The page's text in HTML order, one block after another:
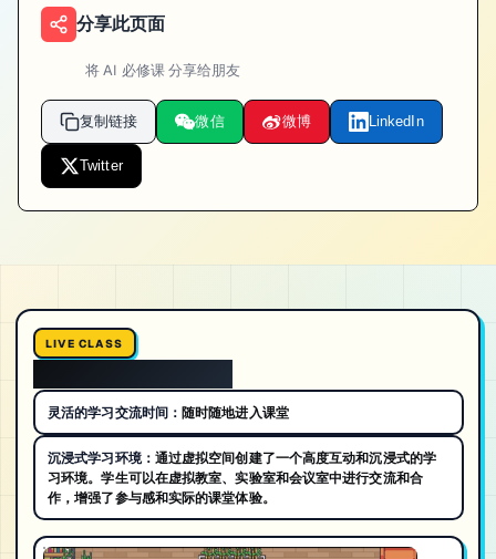
分享此页面
将AI 必修课分享给朋友
复制链接 微信 微博 LinkedIn
Twitter
LIVE CLASS
灵活的学习交流时间： 随时随地进入课堂
沉浸式学习环境： 通过虚拟空间创建了一个高度互动和沉浸式的学
习环境。学生可以在虚拟教室、实验室和会议室中进行交流和合
作，增强了参与感和实际的课堂体验。